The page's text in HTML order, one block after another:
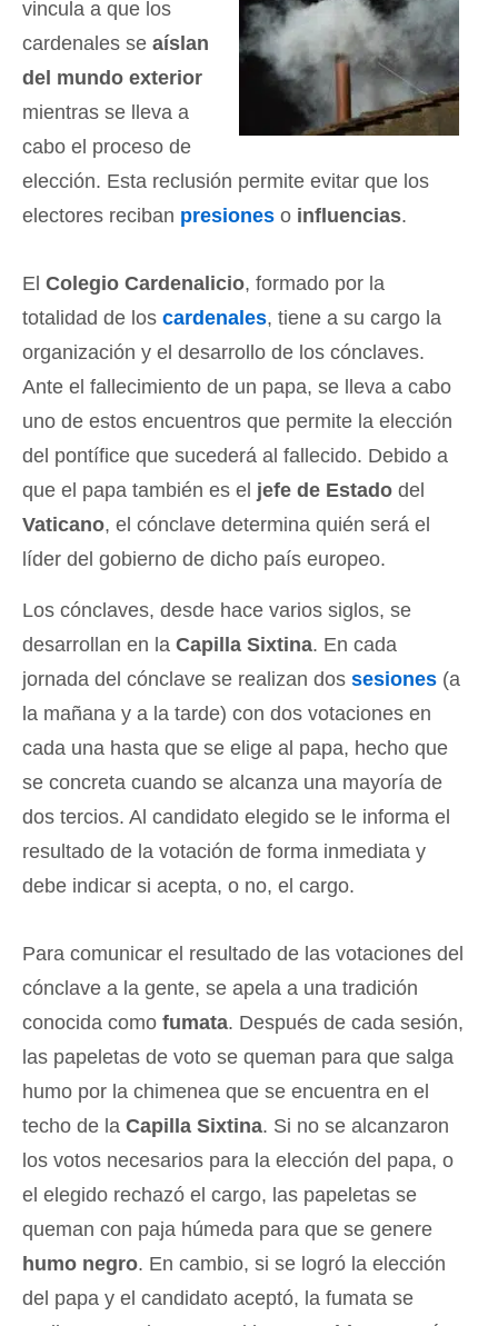
vincula a que los
cardenales se aíslan
del mundo exterior
mientras se lleva a
cabo el proceso de
elección. Esta reclusión permite evitar que los
electores reciban presiones o influencias.
El Colegio Cardenalicio, formado por la
totalidad de los cardenales, tiene a su cargo la
organización y el desarrollo de los cónclaves.
Ante el fallecimiento de un papa, se lleva a cabo
uno de estos encuentros que permite la elección
del pontífice que sucederá al fallecido. Debido a
que el papa también es el jefe de Estado del
Vaticano, el cónclave determina quién será el
líder del gobierno de dicho país europeo.
Los cónclaves, desde hace varios siglos, se
desarrollan en la Capilla Sixtina. En cada
jornada del cónclave se realizan dos sesiones (a
la mañana y a la tarde) con dos votaciones en
cada una hasta que se elige al papa, hecho que
se concreta cuando se alcanza una mayoría de
dos tercios. Al candidato elegido se le informa el
resultado de la votación de forma inmediata y
debe indicar si acepta, o no, el cargo.
Para comunicar el resultado de las votaciones del
cónclave a la gente, se apela a una tradición
conocida como fumata. Después de cada sesión,
las papeletas de voto se queman para que salga
humo por la chimenea que se encuentra en el
techo de la Capilla Sixtina. Si no se alcanzaron
los votos necesarios para la elección del papa, o
el elegido rechazó el cargo, las papeletas se
queman con paja húmeda para que se genere
humo negro. En cambio, si se logró la elección
del papa y el candidato aceptó, la fumata se